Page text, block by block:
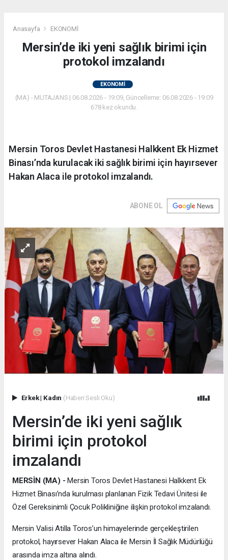
Anasayfa EKONOMİ
Mersin’de iki yeni sağlık birimi için
protokol imzalandı
EKONOMİ
(MA) - MUTAJANS | 06.08.2026 - 19:09, Güncelleme: 06.08.2026 - 19:09
678 kez okundu.
Mersin Toros Devlet Hastanesi Halkkent Ek Hizmet
Binası’nda kurulacak iki sağlık birimi için hayırsever
Hakan Alaca ile protokol imzalandı.
ABONE OL
Erkek| Kadın (Haberi Sesli Oku)
Mersin’de iki yeni sağlık
birimi için protokol
imzalandı
MERSİN (MA) - Mersin Toros Devlet Hastanesi Halkkent Ek
Hizmet Binası’nda kurulması planlanan Fizik Tedavi Ünitesi ile
Özel Gereksinimli Çocuk Polikliniğine ilişkin protokol imzalandı.
Mersin Valisi Atilla Toros’un himayelerinde gerçekleştirilen
protokol, hayırsever Hakan Alaca ile Mersin İl Sağlık Müdürlüğü
arasında imza altına alındı.